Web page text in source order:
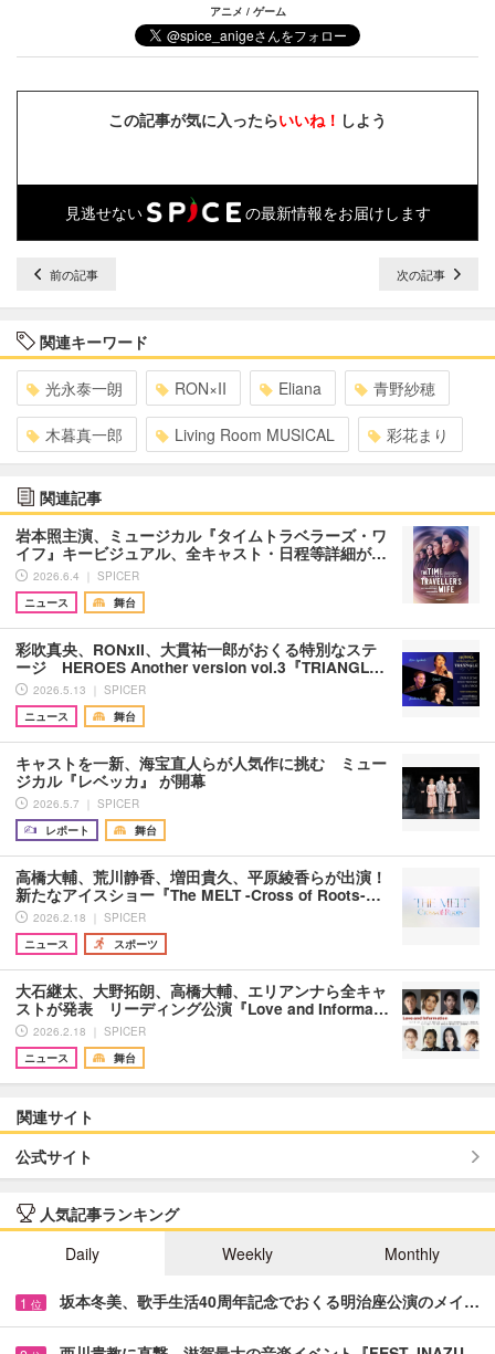
アニメ / ゲーム
この記事が気に入ったらいいね！ しよう
見逃せない の最新情報をお届けします
前の記事 次の記事
関連キーワード
光永泰一朗 RON×II Eliana 青野紗穂
木暮真一郎 Living Room MUSICAL 彩花まり
関連記事
岩本照主演、ミュージカル『タイムトラベラーズ・ワ
イフ』キービジュアル、全キャスト・日程等詳細が…
2026.6.4 ｜ SPICER
ニュース
舞台
彩吹真央、RONxII、大貫祐一郎がおくる特別なステ
ージ HEROES Another version vol.3『TRIANGL…
2026.5.13 ｜ SPICER
ニュース
舞台
キャストを一新、海宝直人らが人気作に挑む ミュー
ジカル『レベッカ』 が開幕
2026.5.7 ｜ SPICER
レポート
舞台
高橋大輔、荒川静香、増田貴久、平原綾香らが出演！
新たなアイスショー『The MELT -Cross of Roots-…
2026.2.18 ｜ SPICER
ニュース
スポーツ
大石継太、大野拓朗、高橋大輔、エリアンナら全キャ
ストが発表 リーディング公演『Love and Informa…
2026.2.18 ｜ SPICER
ニュース
舞台
関連サイト
公式サイト
人気記事ランキング
Daily
Weekly Monthly
1 位 坂本冬美、歌手生活40周年記念でおくる明治座公演のメイ…